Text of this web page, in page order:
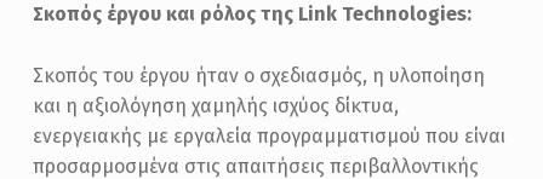
Σκοπός έργου και ρόλος της Link Technologies:
Σκοπός του έργου ήταν ο σχεδιασμός, η υλοποίηση
και η αξιολόγηση χαμηλής ισχύος δίκτυα,
ενεργειακής με εργαλεία προγραμματισμού που είναι
προσαρμοσμένα στις απαιτήσεις περιβαλλοντικής